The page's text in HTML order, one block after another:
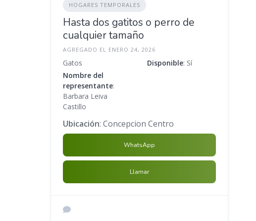
HOGARES TEMPORALES
Hasta dos gatitos o perro de
cualquier tamaño
AGREGADO EL ENERO 24, 2026
Gatos Disponible: Sí
Nombre del
representante:
Barbara Leiva
Castillo
Ubicación: Concepcion Centro
WhatsApp
Llamar